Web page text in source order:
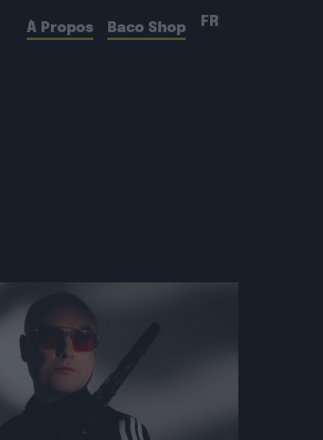
À Propos Baco Shop FR